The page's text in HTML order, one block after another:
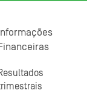
Informações